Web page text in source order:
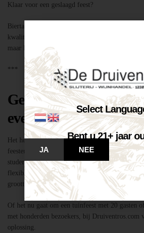
Klaar voor een geslaagd feest?
Biertap huren locatie Breda – snel geregeld via
kwaliteit en service van Slijterij Breda “de
maar komen!
***
Geschikt voor elk type
evenement
Het huren van een biertap in locatie Breda is
feesten thuis, maar ook voor
studentenfeestjes en verenigingsactiviteiten.
flexibiliteit van onze tapinstallaties kunnen we
grootte en aard van elk evenement.
Of het nu gaat om een tuinfeest met 20 gasten
met honderden bezoekers, bij Druiventros.com
oplossing.
Select
Bent u 21+ jaar
JA NEE